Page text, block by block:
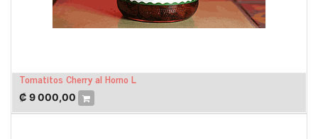
Tomatitos Cherry al Horno L
₡ 9 000,00